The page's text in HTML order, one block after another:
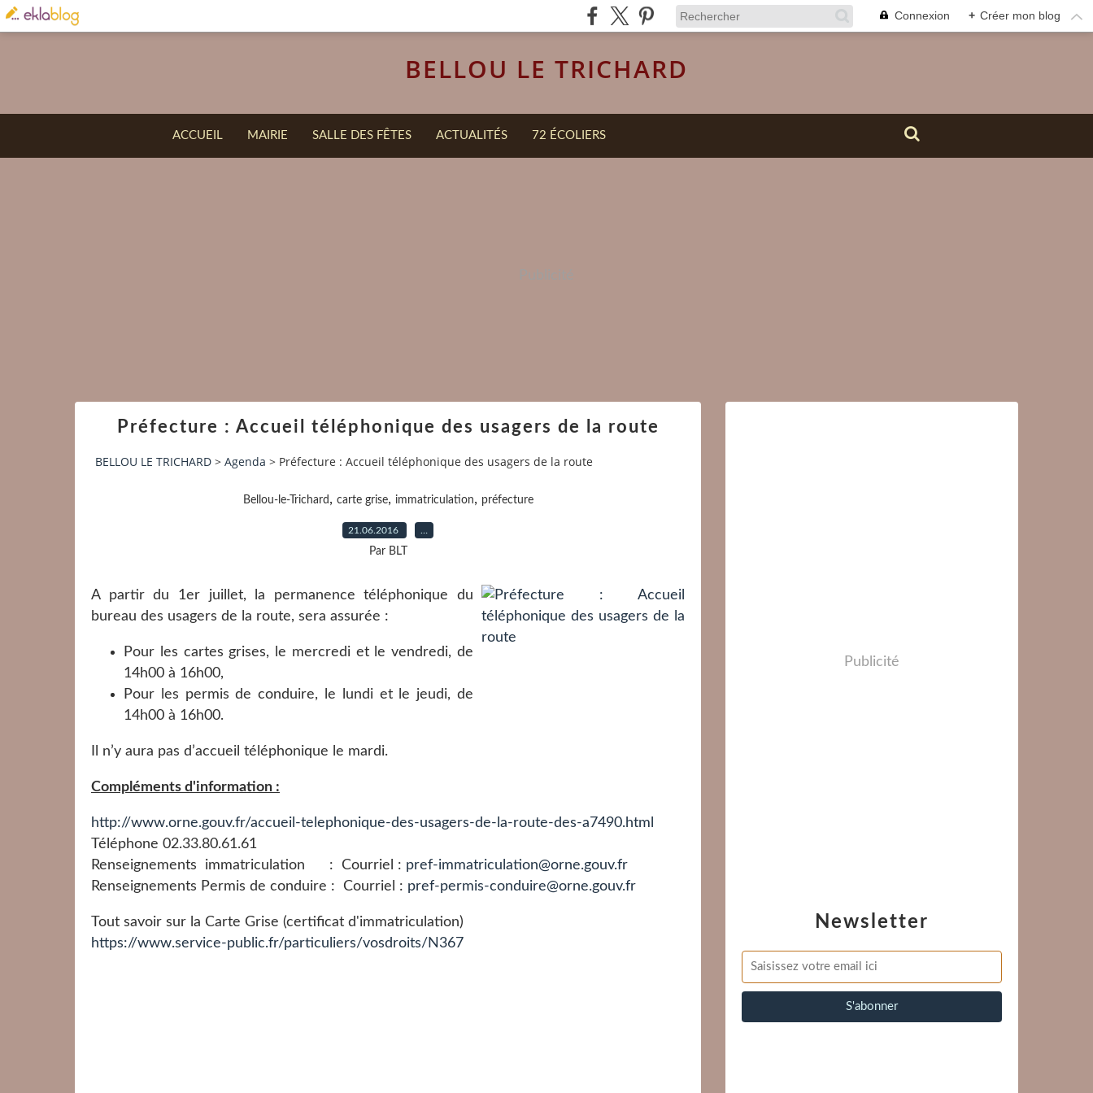
Connexion + Créer mon blog
BELLOU LE TRICHARD
ACCUEIL MAIRIE SALLE DES FÊTES ACTUALITÉS 72 ÉCOLIERS
Préfecture : Accueil téléphonique des usagers de la route
BELLOU LE TRICHARD > Agenda > Préfecture : Accueil téléphonique des usagers de la route
Bellou-le-Trichard , carte grise, immatriculation, préfecture
21.06.2016
Par BLT
A partir du 1er juillet, la permanence téléphonique du
bureau des usagers de la route, sera assurée :
Pour les cartes grises, le mercredi et le vendredi, de
14h00 à 16h00,
Pour les permis de conduire, le lundi et le jeudi, de
14h00 à 16h00.
Il n’y aura pas d’accueil téléphonique le mardi.
Compléments d'information :
http://www.orne.gouv.fr/accueil-telephonique-des-usagers-de-la-route-des-a7490.html
Téléphone 02.33.80.61.61
Renseignements immatriculation : Courriel : pref-immatriculation@orne.gouv.fr
Renseignements Permis de conduire : Courriel : pref-permis-conduire@orne.gouv.fr
Tout savoir sur la Carte Grise (certificat d'immatriculation)
https://www.service-public.fr/particuliers/vosdroits/N367
Newsletter
Publicité